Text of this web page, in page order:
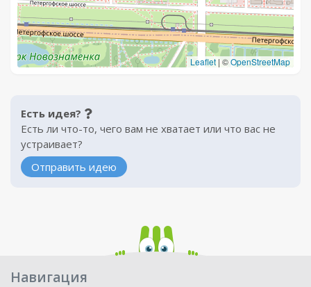
Leaflet | ©OpenStreetMap
Есть идея?
Есть ли что-то, чего вам не хватает или что вас не
устраивает?
Отправить идею
Навигация